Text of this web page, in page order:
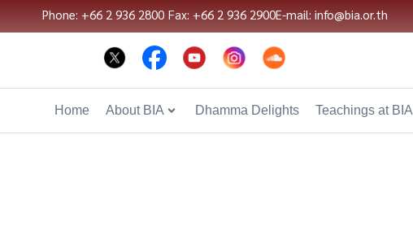
Phone: +66 2 936 2800 Fax: +66 2 936 2900E-mail: info@bia.or.th
Home About BIA Dhamma Delights Teachings at BIA